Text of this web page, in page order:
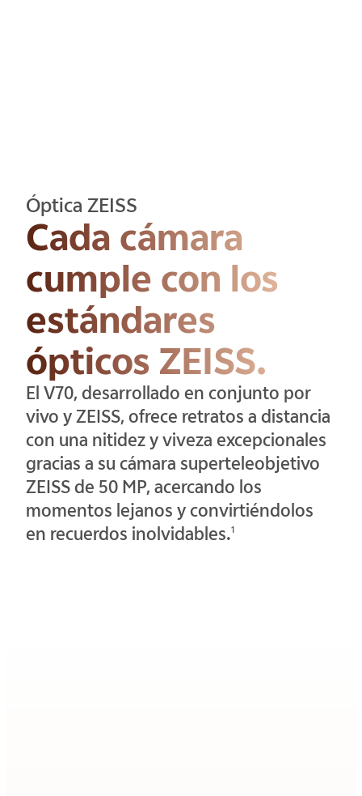
Óptica ZEISS
Cada cámara
cumple con los
estándares
ópticos ZEISS.
El V70, desarrollado en conjunto por
vivo y ZEISS, ofrece retratos a distancia
con una nitidez y viveza excepcionales
gracias a su cámara superteleobjetivo
ZEISS de 50 MP, acercando los
momentos lejanos y convirtiéndolos
en recuerdos inolvidables.1